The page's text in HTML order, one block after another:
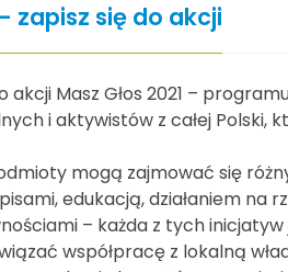
zapisz się do akcji
akcji Masz Głos 2021 –
i aktywistów z całej Polski,
mogą zajmować się
edukacją, działaniem na
– każda z tych inicjatyw
współpracę z lokalną